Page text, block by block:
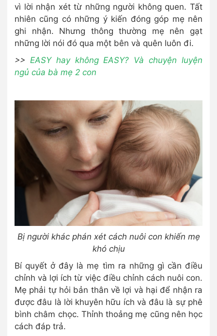
vì lời nhận xét từ những người không quen. Tất
nhiên cũng có những ý kiến đóng góp mẹ nên
ghi nhận. Nhưng thông thường mẹ nên gạt
những lời nói đó qua một bên và quên luôn đi.
>> EASY hay không EASY? Và chuyện luyện
ngủ của bà mẹ 2 con
Bị người khác phán xét cách nuôi con khiến mẹ
khó chịu
Bí quyết ở đây là mẹ tìm ra những gì cần điều
chỉnh và lợi ích từ việc điều chỉnh cách nuôi con.
Mẹ phải tự hỏi bản thân về lợi và hại để nhận ra
được đâu là lời khuyên hữu ích và đâu là sự phê
bình châm chọc. Thỉnh thoảng mẹ cũng nên học
cách đáp trả.